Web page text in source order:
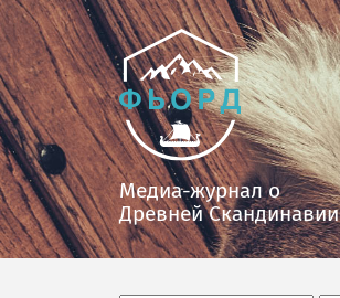
Медиа-журнал о
Древней Скандинавии